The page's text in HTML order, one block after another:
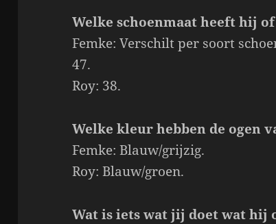
Welke schoenmaat heeft hij
Femke: Verschilt per soort
47.
Roy: 38.
Welke kleur hebben de ogen
Femke: Blauw/grijzig.
Roy: Blauw/groen.
Wat is iets wat jij doet wat hij